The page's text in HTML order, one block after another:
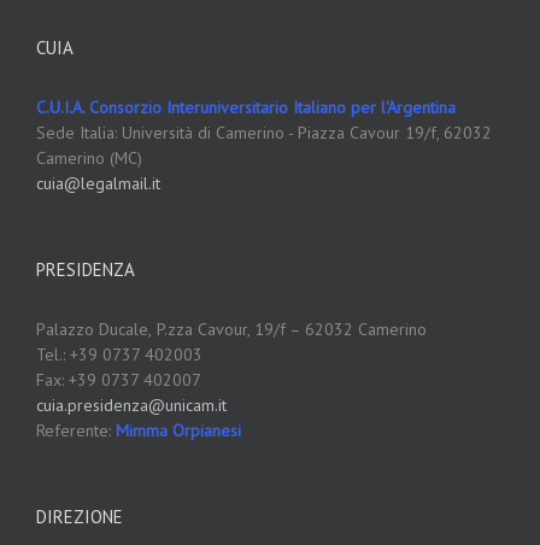
CUIA
C.U.I.A. Consorzio Interuniversitario Italiano per l'Argentina
Sede Italia: Università di Camerino - Piazza Cavour 19/f, 62032
Camerino (MC)
cuia@legalmail.it
PRESIDENZA
Palazzo Ducale, P.zza Cavour, 19/f – 62032 Camerino
Tel.: +39 0737 402003
Fax: +39 0737 402007
cuia.presidenza@unicam.it
Referente: Mimma Orpianesi
DIREZIONE